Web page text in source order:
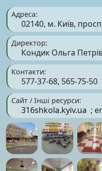
Адреса:
02140, м. Київ,
Директор:
Кондик Ольга
Контакти:
577-37-68, 565-75-50
Сайт / Інші ресурси:
316shkola.kyiv.ua ;